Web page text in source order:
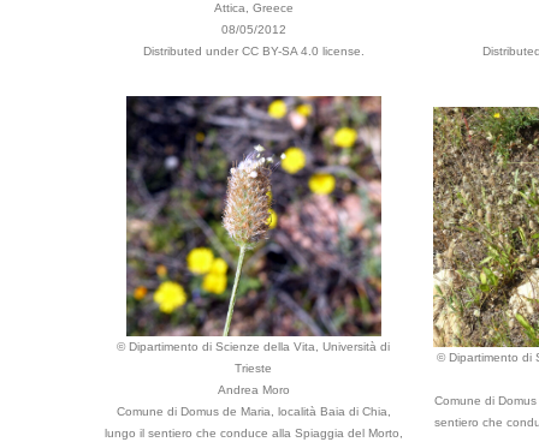
Attica, Greece
08/05/2012
Distributed under CC BY-SA 4.0 license.
© Dipartimento di Scienze della Vita, Università di
Trieste
Andrea Moro
Comune di Domus de Maria, località Baia di Chia,
lungo il sentiero che conduce alla Spiaggia del Morto,
© Dipartimento di
Comune di
sentiero che